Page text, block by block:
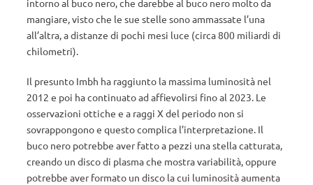
intorno al buco nero, che darebbe al buco nero molto da
mangiare, visto che le sue stelle sono ammassate l’una
all’altra, a distanze di pochi mesi luce (circa 800 miliardi di
chilometri).
Il presunto Imbh ha raggiunto la massima luminosità nel
2012 e poi ha continuato ad affievolirsi fino al 2023. Le
osservazioni ottiche e a raggi X del periodo non si
sovrappongono e questo complica l’interpretazione. Il
buco nero potrebbe aver fatto a pezzi una stella catturata,
creando un disco di plasma che mostra variabilità, oppure
potrebbe aver formato un disco la cui luminosità aumenta